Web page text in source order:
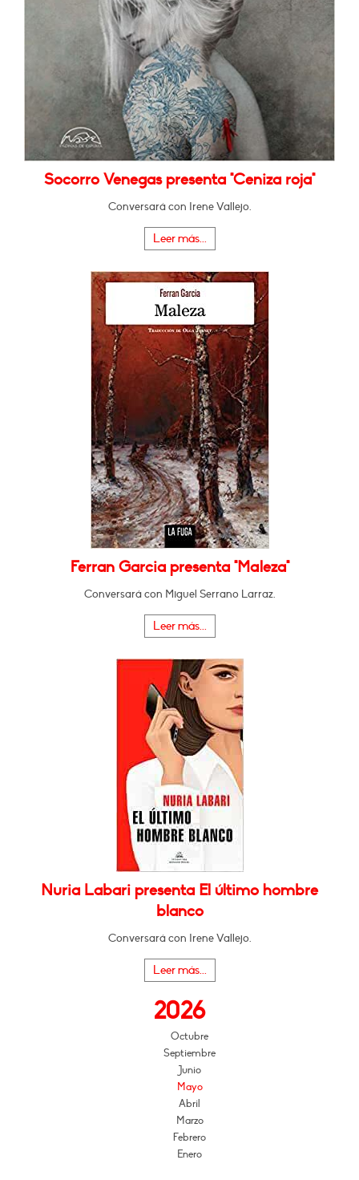
Socorro Venegas presenta "Ceniza roja"
Conversará con Irene Vallejo.
Leer más...
Ferran Garcia presenta "Maleza"
Conversará con Miguel Serrano Larraz.
Leer más...
Nuria Labari presenta El último hombre
blanco
Conversará con Irene Vallejo.
Leer más...
2026
Octubre
Septiembre
Junio
Mayo
Abril
Marzo
Febrero
Enero